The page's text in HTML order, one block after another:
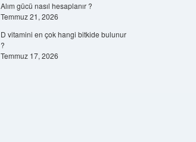
Alım gücü nasıl hesaplanır ?
Temmuz 21, 2026
D vitamini en çok hangi bitkide bulunur
?
Temmuz 17, 2026